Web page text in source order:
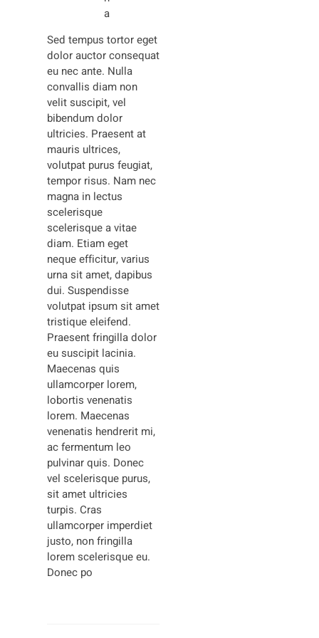
a
Sed tempus tortor eget
dolor auctor consequat
eu nec ante. Nulla
convallis diam non
velit suscipit, vel
bibendum dolor
ultricies. Praesent at
mauris ultrices,
volutpat purus feugiat,
tempor risus. Nam nec
magna in lectus
scelerisque
scelerisque a vitae
diam. Etiam eget
neque efficitur, varius
urna sit amet, dapibus
dui. Suspendisse
volutpat ipsum sit amet
tristique eleifend.
Praesent fringilla dolor
eu suscipit lacinia.
Maecenas quis
ullamcorper lorem,
lobortis venenatis
lorem. Maecenas
venenatis hendrerit mi,
ac fermentum leo
pulvinar quis. Donec
vel scelerisque purus,
sit amet ultricies
turpis. Cras
ullamcorper imperdiet
justo, non fringilla
lorem scelerisque eu.
Donec po